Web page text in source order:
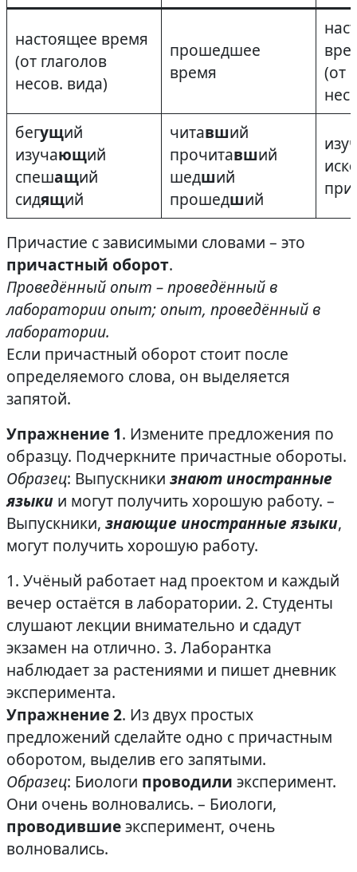
настоящее время
(от глаголов
несов. вида)
прошедшее
время
(от
бегущий
изучающий
спешащий
сидящий
читавший
прочитавший
шедший
прошедший
иск
Причастие с зависимыми словами – это
причастный оборот.
Проведённый опыт – проведённый в
лаборатории опыт; опыт, проведённый в
лаборатории.
Если причастный оборот стоит после
определяемого слова, он выделяется
запятой.
Упражнение 1. Измените предложения по
образцу. Подчеркните причастные обороты.
Образец: Выпускники знают иностранные
языки и могут получить хорошую работу. –
Выпускники, знающие иностранные языки,
могут получить хорошую работу.
1. Учёный работает над проектом и каждый
вечер остаётся в лаборатории. 2. Студенты
слушают лекции внимательно и сдадут
экзамен на отлично. 3. Лаборантка
наблюдает за растениями и пишет дневник
эксперимента.
Упражнение 2. Из двух простых
предложений сделайте одно с причастным
оборотом, выделив его запятыми.
Образец: Биологи проводили эксперимент.
Они очень волновались. – Биологи,
проводившиеэксперимент, очень
волновались.